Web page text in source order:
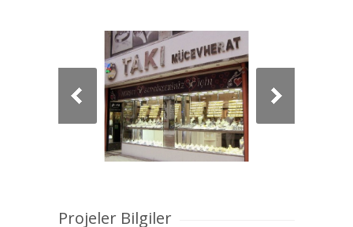
Projeler Bilgiler